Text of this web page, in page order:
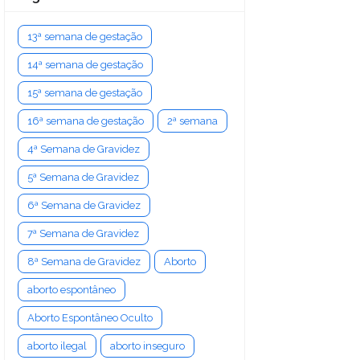
13ª semana de gestação
14ª semana de gestação
15ª semana de gestação
16ª semana de gestação 2ª semana
4ª Semana de Gravidez
5ª Semana de Gravidez
6ª Semana de Gravidez
7ª Semana de Gravidez
8ª Semana de Gravidez Aborto
aborto espontâneo
Aborto Espontâneo Oculto
aborto ilegal aborto inseguro